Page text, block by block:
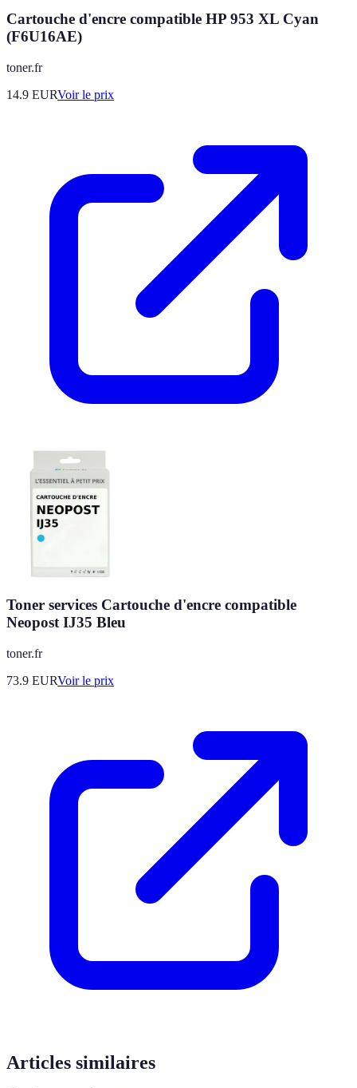
Cartouche d'encre compatible HP 953 XL Cyan
(F6U16AE)
toner.fr
14.9 EURVoir le prix
Toner services Cartouche d'encre compatible
Neopost IJ35 Bleu
toner.fr
73.9 EURVoir le prix
Articles similaires